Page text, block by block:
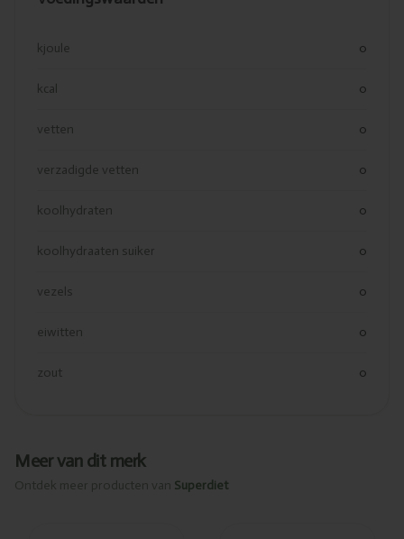
kjoule 0
kcal 0
vetten 0
verzadigde vetten 0
koolhydraten 0
koolhydraaten suiker 0
vezels 0
eiwitten 0
zout 0
Meer van dit merk
Ontdek meer producten van Superdiet